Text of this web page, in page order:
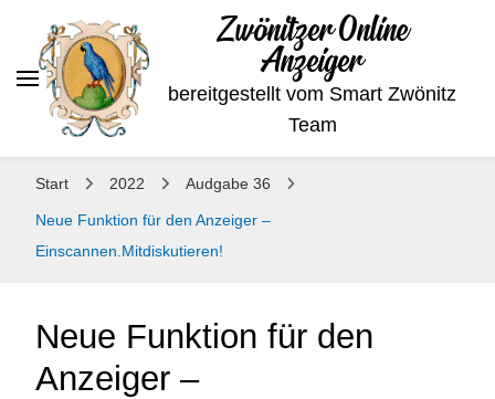
Zwönitzer Online
Anzeiger
bereitgestellt vom Smart Zwönitz
Team
Start 2022 Audgabe 36
Neue Funktion für den Anzeiger –
Einscannen.Mitdiskutieren!
Neue Funktion für den
Anzeiger –